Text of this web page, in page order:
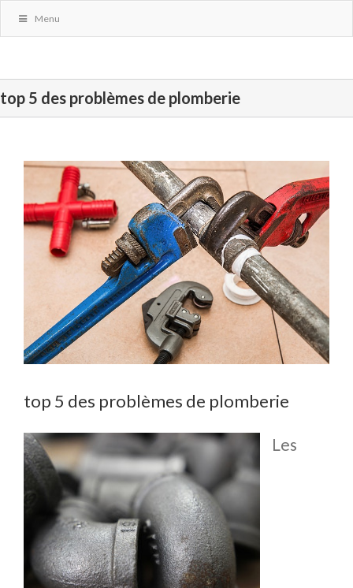
top 5 des problèmes de plomberie
top 5 des problèmes de plomberie
Les
Menu